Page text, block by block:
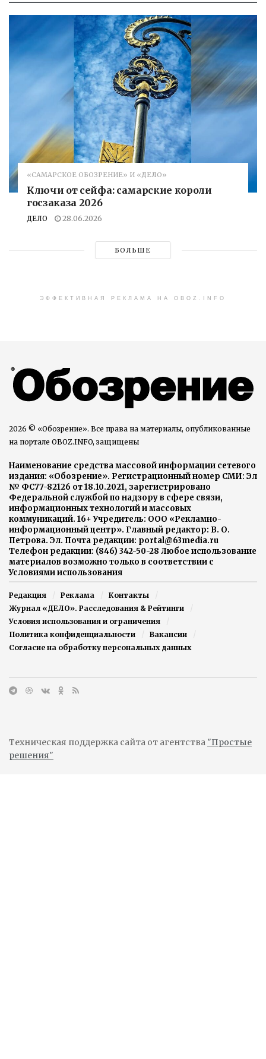
«САМАРСКОЕ ОБОЗРЕНИЕ» И «ДЕЛО»
Ключи от сейфа: самарские короли
госзаказа 2026
ДЕЛО 28.06.2026
БОЛЬШЕ
ЭФФЕКТИВНАЯ РЕКЛАМА НА OBOZ.INFO
2026 © «Обозрение». Все права на материалы, опубликованные
на портале OBOZ.INFO, защищены
Наименование средства массовой информации сетевого
издания: «Обозрение». Регистрационный номер СМИ: Эл
№ ФС77-82126 от 18.10.2021, зарегистрировано
Федеральной службой по надзору в сфере связи,
информационных технологий и массовых
коммуникаций. 16+ Учредитель: ООО «Рекламно-
информационный центр». Главный редактор: В. О.
Петрова. Эл. Почта редакции: portal@63media.ru
Телефон редакции: (846) 342-50-28 Любое использование
материалов возможно только в соответствии с
Условиями использования
Редакция Реклама
Контакты
Журнал «ДЕЛО». Расследования & Рейтинги
Условия использования и ограничения
Политика конфиденциальности
Вакансии
Согласие на обработку персональных данных
Техническая поддержка сайта от агентства "Простые
решения"